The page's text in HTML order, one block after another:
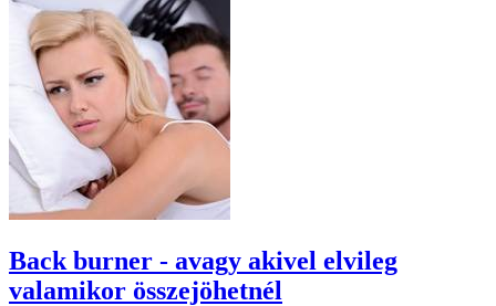
Back burner - avagy akivel elvileg
valamikor összejöhetnél